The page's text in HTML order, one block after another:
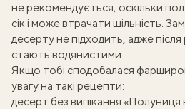
не рекомендується, оскільки
сік і може втрачати щільність.
десерту не підходить, адже
стають водянистими.
Якщо тобі сподобалася
увагу на такі рецепти:
десерт без випікання «Полуниця